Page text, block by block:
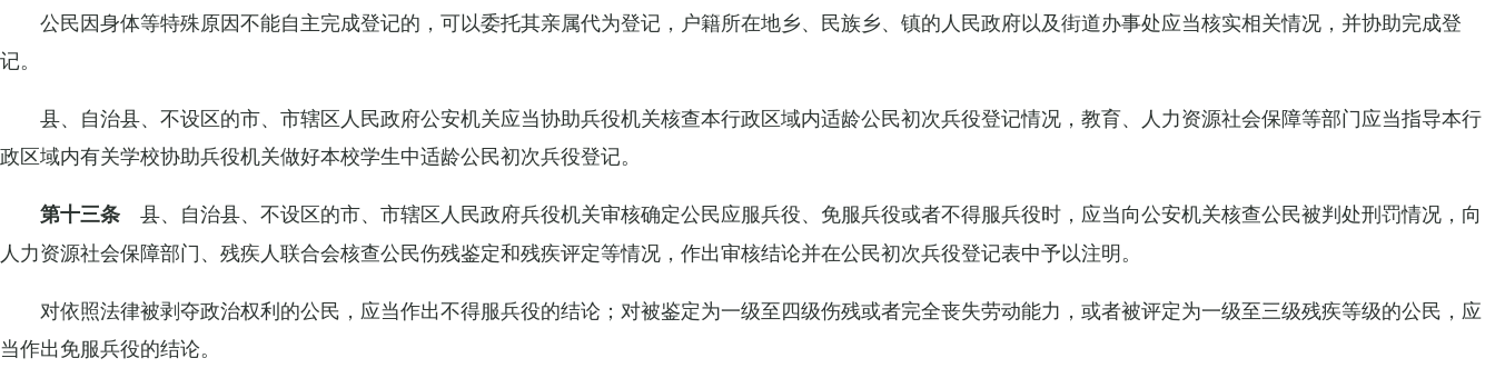
公民因身体等特殊原因不能自主完成登记的，可以委托其亲属代为登记，户籍所在地乡、民族乡、镇的人民政府以及街道办事处应当核实相关情况，并协助完成登
记。
县、自治县、不设区的市、市辖区人民政府公安机关应当协助兵役机关核查本行政区域内适龄公民初次兵役登记情况，教育、人力资源社会保障等部门应当指导本行
政区域内有关学校协助兵役机关做好本校学生中适龄公民初次兵役登记。
第十三条 县、自治县、不设区的市、市辖区人民政府兵役机关审核确定公民应服兵役、免服兵役或者不得服兵役时，应当向公安机关核查公民被判处刑罚情况，向
人力资源社会保障部门、残疾人联合会核查公民伤残鉴定和残疾评定等情况，作出审核结论并在公民初次兵役登记表中予以注明。
对依照法律被剥夺政治权利的公民，应当作出不得服兵役的结论；对被鉴定为一级至四级伤残或者完全丧失劳动能力，或者被评定为一级至三级残疾等级的公民，应
当作出免服兵役的结论。